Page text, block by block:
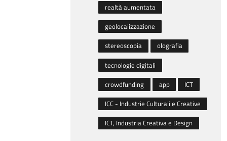
realtà aumentata
geolocalizzazione
stereoscopia
olografia
tecnologie digitali
crowdfunding
app
ICT
ICC - Industrie Culturali e Creative
ICT, Industria Creativa e Design